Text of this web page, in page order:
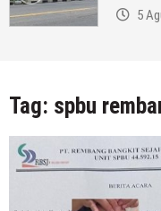
5
Tag: spbu